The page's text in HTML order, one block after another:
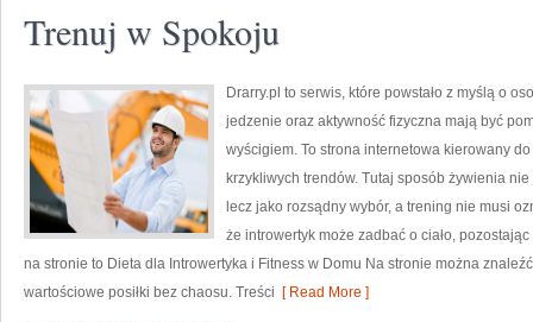
Trenuj w Spokoju
Drarry.pl to serwis, które powstało z myślą o
jedzenie oraz aktywność fizyczna mają być
wyścigiem. To strona internetowa kierowany
krzykliwych trendów. Tutaj sposób żywienia
lecz jako rozsądny wybór, a trening nie musi
że introwertyk może zadbać o ciało,
na stronie to Dieta dla Introwertyka i Fitness w Domu Na stronie można
wartościowe posiłki bez chaosu. Treści [ Read More ]